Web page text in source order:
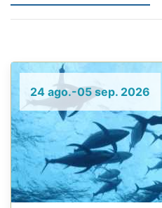
24 ago.-05 sep. 2026